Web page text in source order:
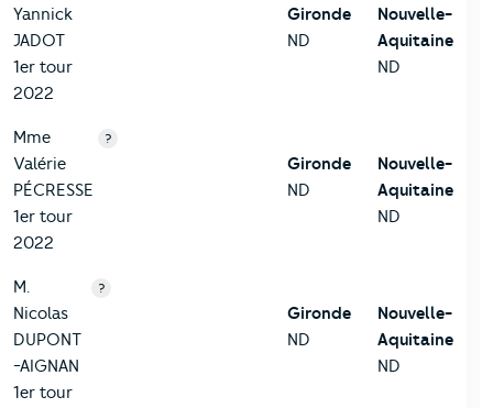
Yannick
JADOT
1er tour
2022
Gironde
ND
Nouvelle-
Aquitaine
ND
Mme
Valérie
PÉCRESSE
1er tour
2022
?
Gironde
ND
Nouvelle-
Aquitaine
ND
M.
Nicolas
DUPONT
-AIGNAN
1er tour
?
Gironde
ND
Nouvelle-
Aquitaine
ND